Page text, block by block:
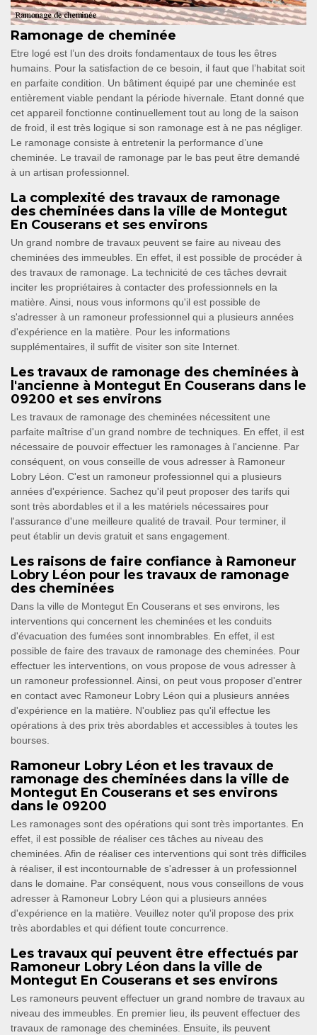
Ramonage de cheminée
Etre logé est l’un des droits fondamentaux de tous les êtres
humains. Pour la satisfaction de ce besoin, il faut que l’habitat soit
en parfaite condition. Un bâtiment équipé par une cheminée est
entièrement viable pendant la période hivernale. Etant donné que
cet appareil fonctionne continuellement tout au long de la saison
de froid, il est très logique si son ramonage est à ne pas négliger.
Le ramonage consiste à entretenir la performance d’une
cheminée. Le travail de ramonage par le bas peut être demandé
à un artisan professionnel.
La complexité des travaux de ramonage
des cheminées dans la ville de Montegut
En Couserans et ses environs
Un grand nombre de travaux peuvent se faire au niveau des
cheminées des immeubles. En effet, il est possible de procéder à
des travaux de ramonage. La technicité de ces tâches devrait
inciter les propriétaires à contacter des professionnels en la
matière. Ainsi, nous vous informons qu'il est possible de
s'adresser à un ramoneur professionnel qui a plusieurs années
d'expérience en la matière. Pour les informations
supplémentaires, il suffit de visiter son site Internet.
Les travaux de ramonage des cheminées à
l'ancienne à Montegut En Couserans dans le
09200 et ses environs
Les travaux de ramonage des cheminées nécessitent une
parfaite maîtrise d'un grand nombre de techniques. En effet, il est
nécessaire de pouvoir effectuer les ramonages à l'ancienne. Par
conséquent, on vous conseille de vous adresser à Ramoneur
Lobry Léon. C'est un ramoneur professionnel qui a plusieurs
années d'expérience. Sachez qu'il peut proposer des tarifs qui
sont très abordables et il a les matériels nécessaires pour
l'assurance d'une meilleure qualité de travail. Pour terminer, il
peut établir un devis gratuit et sans engagement.
Les raisons de faire confiance à Ramoneur
Lobry Léon pour les travaux de ramonage
des cheminées
Dans la ville de Montegut En Couserans et ses environs, les
interventions qui concernent les cheminées et les conduits
d'évacuation des fumées sont innombrables. En effet, il est
possible de faire des travaux de ramonage des cheminées. Pour
effectuer les interventions, on vous propose de vous adresser à
un ramoneur professionnel. Ainsi, on peut vous proposer d'entrer
en contact avec Ramoneur Lobry Léon qui a plusieurs années
d'expérience en la matière. N'oubliez pas qu'il effectue les
opérations à des prix très abordables et accessibles à toutes les
bourses.
Ramoneur Lobry Léon et les travaux de
ramonage des cheminées dans la ville de
Montegut En Couserans et ses environs
dans le 09200
Les ramonages sont des opérations qui sont très importantes. En
effet, il est possible de réaliser ces tâches au niveau des
cheminées. Afin de réaliser ces interventions qui sont très difficiles
à réaliser, il est incontournable de s'adresser à un professionnel
dans le domaine. Par conséquent, nous vous conseillons de vous
adresser à Ramoneur Lobry Léon qui a plusieurs années
d'expérience en la matière. Veuillez noter qu'il propose des prix
très abordables et qui défient toute concurrence.
Les travaux qui peuvent être effectués par
Ramoneur Lobry Léon dans la ville de
Montegut En Couserans et ses environs
Les ramoneurs peuvent effectuer un grand nombre de travaux au
niveau des immeubles. En premier lieu, ils peuvent effectuer des
travaux de ramonage des cheminées. Ensuite, ils peuvent